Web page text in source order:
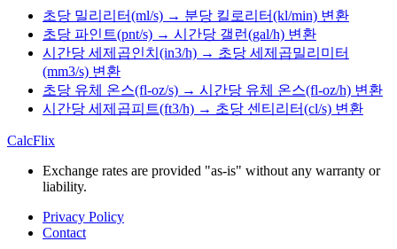
초당 밀리리터(ml/s) → 분당 킬로리터(kl/min) 변환
초당 파인트(pnt/s) → 시간당 갤런(gal/h) 변환
시간당 세제곱인치(in3/h) → 초당 세제곱밀리미터
(mm3/s) 변환
초당 유체 온스(fl-oz/s) → 시간당 유체 온스(fl-oz/h) 변환
시간당 세제곱피트(ft3/h) → 초당 센티리터(cl/s) 변환
CalcFlix
Exchange rates are provided "as-is" without any warranty or
liability.
Privacy Policy
Contact